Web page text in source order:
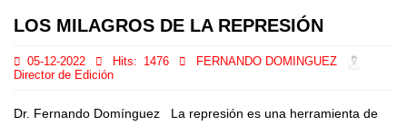
LOS MILAGROS DE LA REPRESIÓN
05-12-2022 Hits: 1476
FERNANDO DOMINGUEZ
Director de Edición
Dr. Fernando Domínguez La represión es una herramienta de